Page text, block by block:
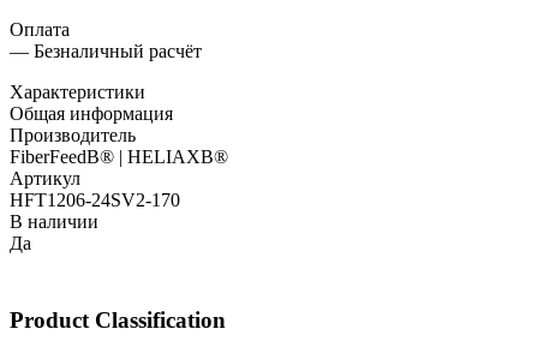
Оплата
— Безналичный расчёт
Характеристики
Общая информация
Производитель
FiberFeedВ® | HELIAXВ®
Артикул
HFT1206-24SV2-170
В наличии
Да
Product Classification